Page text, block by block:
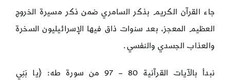
جاء القرآن الكريم بذكر السامري ضمن ذكر مسيرة الخروج
العظيم المعجز، بعد سنوات ذاق فيها الإسرائيليون السخرة
والعذاب الجسدي والنفسي.
نبدأ بالآيات القرآنية 80 – 97 من سورة طه: ﴿يا بَنِي